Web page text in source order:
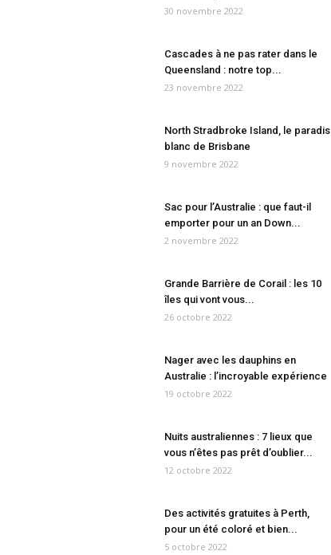
30 novembre 2022
Cascades à ne pas rater dans le
Queensland : notre top...
23 novembre 2022
North Stradbroke Island, le paradis
blanc de Brisbane
9 novembre 2022
Sac pour l’Australie : que faut-il
emporter pour un an Down...
2 novembre 2022
Grande Barrière de Corail : les 10
îles qui vont vous...
26 octobre 2022
Nager avec les dauphins en
Australie : l’incroyable expérience
19 octobre 2022
Nuits australiennes : 7 lieux que
vous n’êtes pas prêt d’oublier...
12 octobre 2022
Des activités gratuites à Perth,
pour un été coloré et bien...
5 octobre 2022